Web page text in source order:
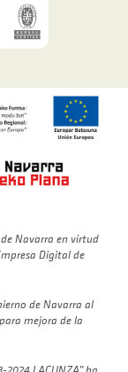
Navarra en virtud
Digital de
de Navarra al
mejora de la